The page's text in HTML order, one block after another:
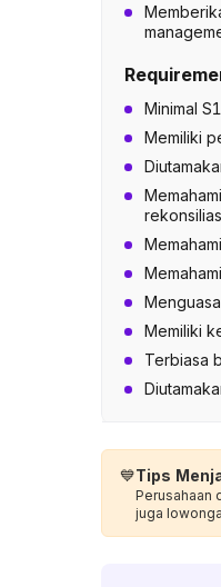
Minimal
Memiliki
Memiliki
Terbiasa
💙Tips
Perusahaan
juga